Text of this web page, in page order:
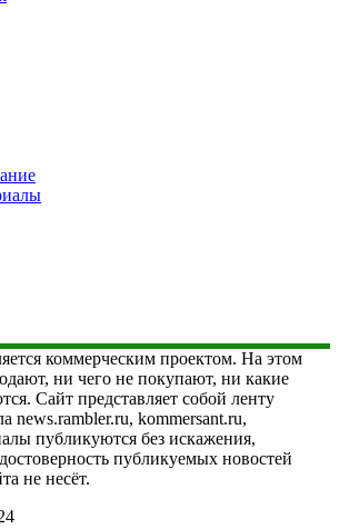
коммерческим проектом. На этом
ни чего не покупают, ни какие
Сайт представляет собой ленту
news.rambler.ru, kommersant.ru,
публикуются без искажения,
публикуемых новостей
не несёт.